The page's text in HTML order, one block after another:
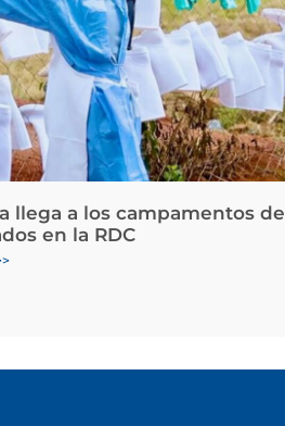
llega a los campamentos de
en la RDC